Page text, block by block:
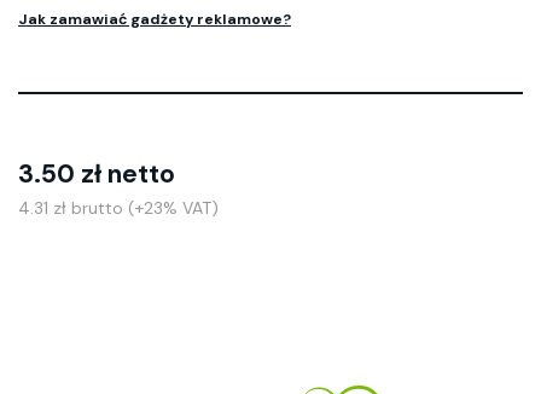
Jak zamawiać gadżety reklamowe?
3.50 zł netto
4.31 zł brutto (+23% VAT)